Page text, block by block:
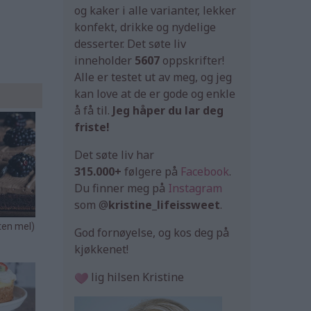
og kaker i alle varianter, lekker
konfekt, drikke og nydelige
desserter. Det søte liv
inneholder 5607 oppskrifter!
Alle er testet ut av meg, og jeg
kan love at de er gode og enkle
å få til. Jeg håper du lar deg
friste!
Det søte liv har
315.000+ følgere på Facebook.
Du finner meg på Instagram
som @kristine_lifeissweet.
God fornøyelse, og kos deg på
kjøkkenet!
lig hilsen Kristine